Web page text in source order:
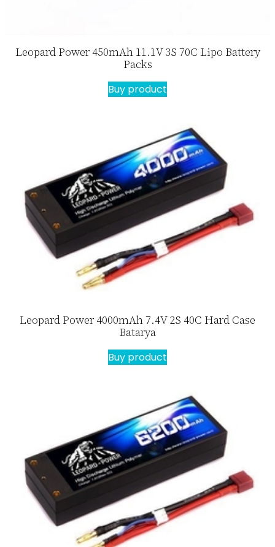
Leopard Power 450mAh 11.1V 3S 70C Lipo Battery
Packs
Buy product
Leopard Power 4000mAh 7.4V 2S 40C Hard Case
Batarya
Buy product